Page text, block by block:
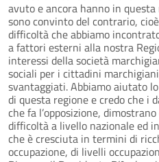
avuto e ancora hanno in
sono convinto del contrario,
difficoltà che abbiamo
a fattori esterni alla nostra
interessi della società
sociali per i cittadini
svantaggiati. Abbiamo aiutato
di questa regione e credo che i
che fa l’opposizione,
difficoltà a livello nazionale ed
che è cresciuta in termini di
occupazione, di livelli